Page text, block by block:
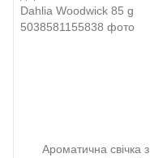
Ароматична свічка з